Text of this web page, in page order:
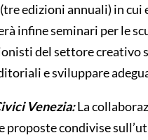
edizioni annuali) in
infine seminari per le
del settore creativo
e sviluppare
Venezia:La
condivise